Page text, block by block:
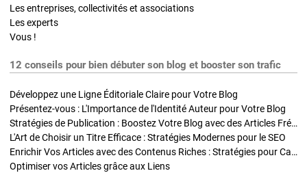
Les entreprises, collectivités et associations
Les experts
Vous !
12 conseils pour bien débuter son blog et booster son trafic
Développez une Ligne Éditoriale Claire pour Votre Blog
Présentez-vous : L'Importance de l'Identité Auteur pour Votre Blog
Stratégies de Publication : Boostez Votre Blog avec des Articles Fréquents et Exclusifs
L'Art de Choisir un Titre Efficace : Stratégies Modernes pour le SEO
Enrichir Vos Articles avec des Contenus Riches : Stratégies pour Captiver et Optimiser
Optimiser vos Articles grâce aux Liens